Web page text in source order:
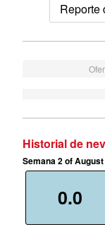
Reporte
Historial de
Semana 2 of
0.0